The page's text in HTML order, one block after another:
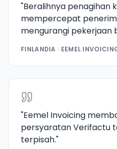
"Beralihnya penagihan
mempercepat
mengurangi pekerjaan
FINLANDIA · EEMEL
"Eemel Invoicing
persyaratan Verifactu
terpisah."